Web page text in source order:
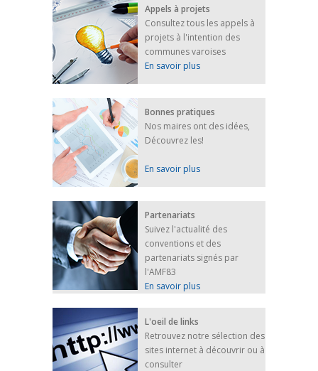
Afin d’accompagner au mieux les réfugiés
ukrainiens arrivés en France,...
FEUILLETER
Appels à projets
Consultez tous les appels à
projets à l'intention des
communes varoises
En savoir plus
Bonnes pratiques
Nos maires ont des idées,
Découvrez les!
En savoir plus
Partenariats
Suivez l'actualité des
conventions et des
partenariats signés par
l'AMF83
En savoir plus
L'oeil de links
Retrouvez notre sélection des
sites internet à découvrir ou à
consulter